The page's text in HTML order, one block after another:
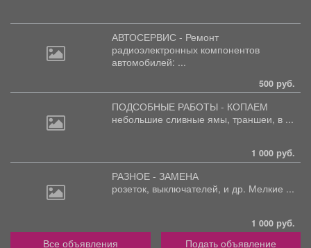
АВТОСЕРВИС - Ремонт
радиоэлектронных компонентов
автомобилей: ...
500 руб.
ПОДСОБНЫЕ РАБОТЫ - КОПАЕМ
небольшие сливные ямы, траншеи, в ...
1 000 руб.
РАЗНОЕ - ЗАМЕНА
розеток, выключателей, и др. Мелкие ...
1 000 руб.
Все объявления Подать объявление